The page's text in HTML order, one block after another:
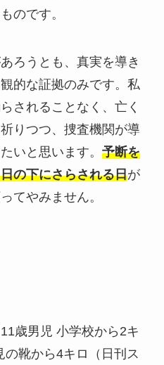
のです。
ろうとも、真実を導き
的な証拠のみです。私
されることなく、亡く
りつつ、捜査機関が導
いと思います。 予断を
の下にさらされる日が
てやみません。
歳男児 小学校から2キ
の靴から4キロ（日刊ス